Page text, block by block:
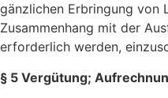
gänzlichen Erbringung von
Zusammenhang mit der
erforderlich werden,
§ 5 Vergütung;